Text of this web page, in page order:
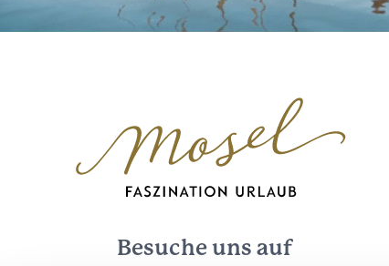
Besuche uns auf